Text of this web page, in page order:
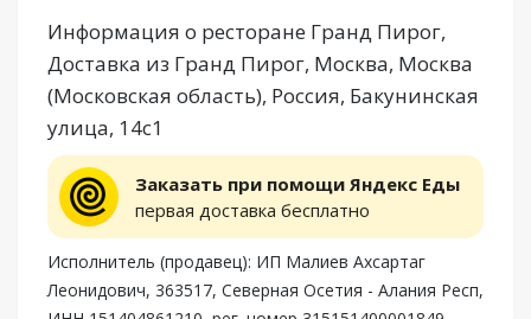
Информация о ресторане Гранд Пирог,
Доставка из Гранд Пирог, Москва, Москва
(Московская область), Россия, Бакунинская
улица, 14с1
Заказать при помощи Яндекс Еды
первая доставка бесплатно
Исполнитель (продавец): ИП Малиев Ахсартаг
Леонидович, 363517, Северная Осетия - Алания Респ,